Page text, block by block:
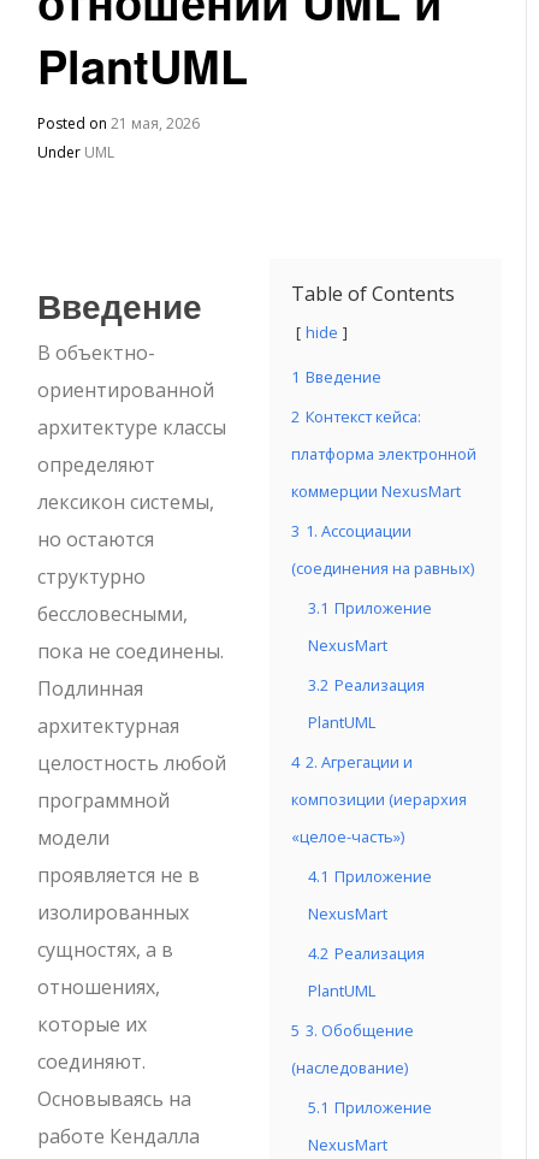
PlantUML
Posted on21 мая, 2026
Under UML
Table of Contents
hide
1 Введение
2 Контекст кейса:
платформа электронной
коммерции NexusMart
3 1. Ассоциации
(соединения на равных)
3.1 Приложение
NexusMart
3.2 Реализация
PlantUML
4 2. Агрегации и
композиции (иерархия
«целое-часть»)
4.1 Приложение
NexusMart
4.2 Реализация
PlantUML
5 3. Обобщение
(наследование)
5.1 Приложение
NexusMart
Введение
В объектно-
ориентированной
архитектуре классы
определяют
лексикон системы,
но остаются
структурно
бессловесными,
пока не соединены.
Подлинная
архитектурная
целостность любой
программной
модели
проявляется не в
изолированных
сущностях, а в
отношениях,
которые их
соединяют.
Основываясь на
работе Кендалла